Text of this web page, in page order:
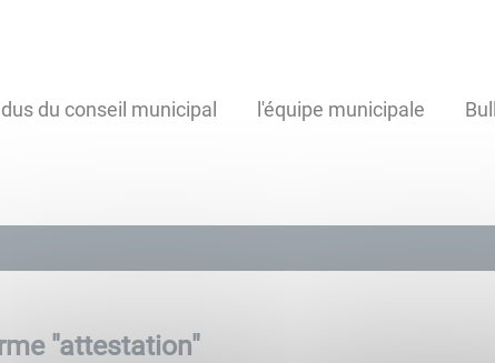
du conseil municipal l'équipe municipale
"attestation"